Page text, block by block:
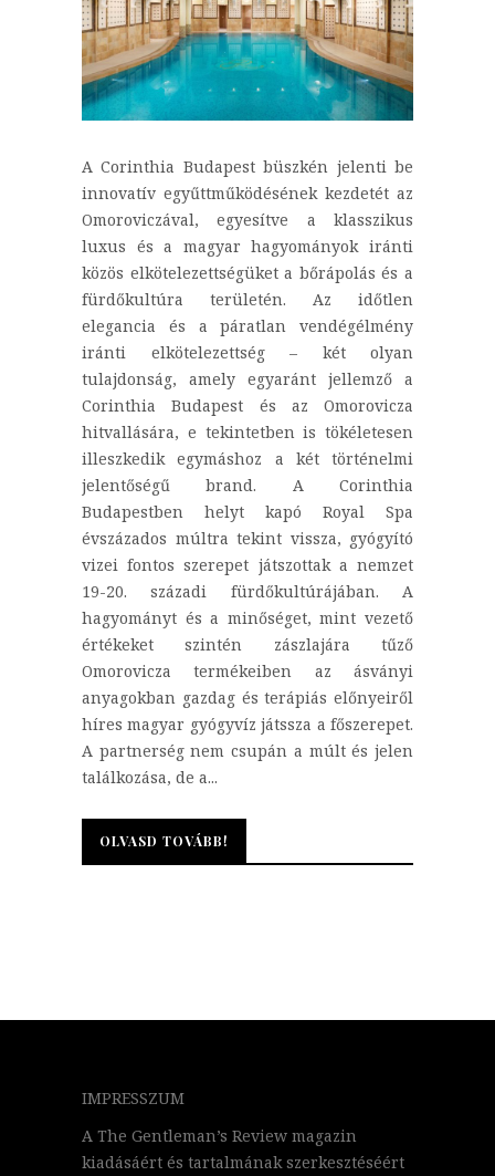
A Corinthia Budapest büszkén jelenti be
innovatív egyűttműködésének kezdetét az
Omoroviczával, egyesítve a klasszikus
luxus és a magyar hagyományok iránti
közös elkötelezettségüket a bőrápolás és a
fürdőkultúra területén. Az időtlen
elegancia és a páratlan vendégélmény
iránti elkötelezettség – két olyan
tulajdonság, amely egyaránt jellemző a
Corinthia Budapest és az Omorovicza
hitvallására, e tekintetben is tökéletesen
illeszkedik egymáshoz a két történelmi
jelentőségű brand. A Corinthia
Budapestben helyt kapó Royal Spa
évszázados múltra tekint vissza, gyógyító
vizei fontos szerepet játszottak a nemzet
19-20. századi fürdőkultúrájában. A
hagyományt és a minőséget, mint vezető
értékeket szintén zászlajára tűző
Omorovicza termékeiben az ásványi
anyagokban gazdag és terápiás előnyeiről
híres magyar gyógyvíz játssza a főszerepet.
A partnerség nem csupán a múlt és jelen
találkozása, de a...
OLVASD TOVÁBB!
OLVASD TOVÁBB!
IMPRESSZUM
A The Gentleman’s Review magazin
kiadásáért és tartalmának szerkesztéséért